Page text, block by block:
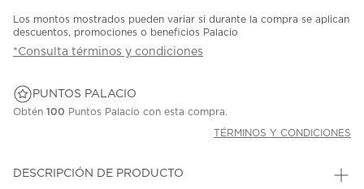
Los montos mostrados pueden variar si durante la compra se aplican
descuentos, promociones o beneficios Palacio
*Consulta términos y condiciones
PUNTOS PALACIO
Obtén 100 Puntos Palacio con esta compra.
TÉRMINOS Y CONDICIONES
DESCRIPCIÓN DE PRODUCTO